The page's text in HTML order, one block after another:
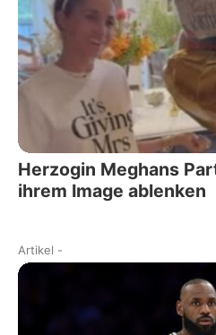
Herzogin Meghans
ihrem Image ablenken
Artikel -